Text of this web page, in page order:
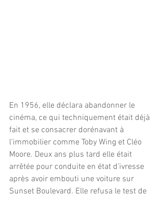
En 1956, elle déclara abandonner le
cinéma, ce qui techniquement était déjà
fait et se consacrer dorénavant à
l’immobilier comme Toby Wing et Cléo
Moore. Deux ans plus tard elle était
arrêtée pour conduite en état d’ivresse
après avoir embouti une voiture sur
Sunset Boulevard. Elle refusa le test de